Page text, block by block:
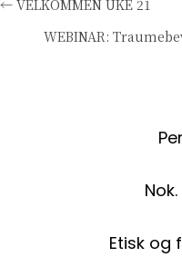
Posts
navigation
← VELKOMMEN UKE 21
WEBINAR:
Etisk og